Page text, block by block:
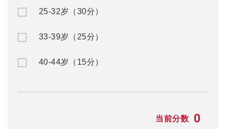
25-32岁（30分）
33-39岁（25分）
40-44岁（15分）
当前分数 0